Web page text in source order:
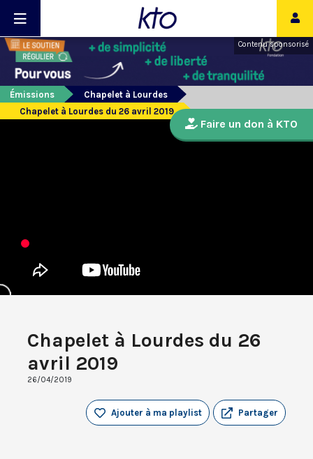
Contenu sponsorisé
Émissions
Chapelet à Lourdes
Chapelet à Lourdes du 26 avril 2019
Chapelet à Lourdes du 26
avril 2019
26/04/2019
Partager
Ajouter à ma playlist
Faire un don à KTO